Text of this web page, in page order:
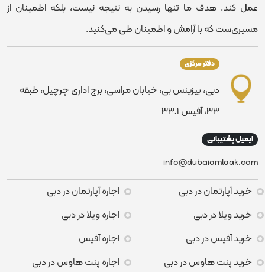
عمل کند. هدف ما تنها رسیدن به نتیجه نیست، بلکه اطمینان از
مسیری‌ست که با آرامش و اطمینان طی می‌کنید.
دفتر مرکزی
دبی، بیزینس بی، خیابان مراسی، برج اداری چرچیل، طبقه
٣٣، آفیس ٣٣٠١
ایمیل پشتیبانی
info@dubaiamlaak.com
خرید آپارتمان در دبی
خرید ویلا در دبی
خرید آفیس در دبی
خرید پنت هاوس در دبی
اجاره آپارتمان در دبی
اجاره ویلا در دبی
اجاره آفیس
اجاره پنت هاوس در دبی